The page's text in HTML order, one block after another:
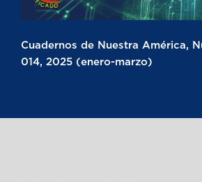
Cuadernos de Nuestra América,
014, 2025 (enero-marzo)